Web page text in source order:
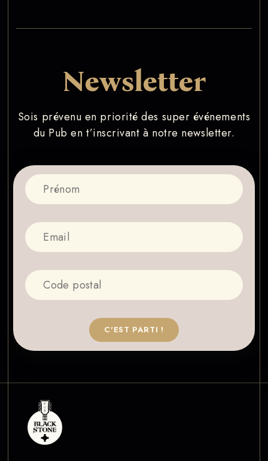
Newsletter
Sois prévenu en priorité des super événements
du Pub en t’inscrivant à notre newsletter.
C'EST PARTI !